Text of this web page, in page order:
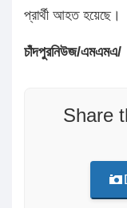
প্রার্থী আহত হয়েছে।
চাঁদপুরনিউজ/এমএমএ/
Share